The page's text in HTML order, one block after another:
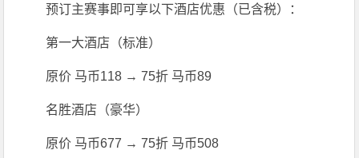
预订主赛事即可享以下酒店优惠（已含税）：
第一大酒店（标准）
原价 马币118 → 75折 马币89
名胜酒店（豪华）
原价 马币677 → 75折 马币508